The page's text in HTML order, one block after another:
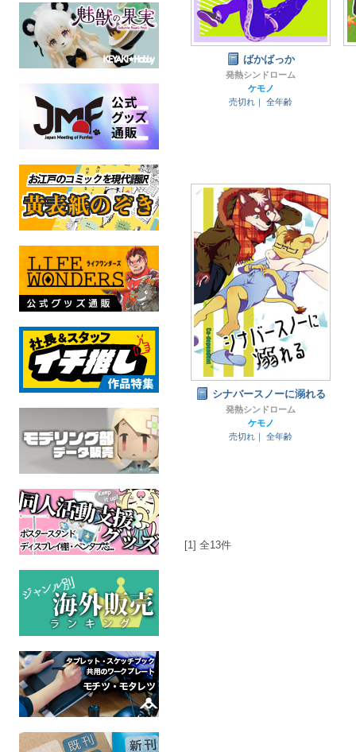
ばかばっか
発熱シンドローム
ケモノ
売切れ｜
全年齢
シナバースノーに溺れる
発熱シンドローム
ケモノ
売切れ｜
全年齢
[1] 全13件